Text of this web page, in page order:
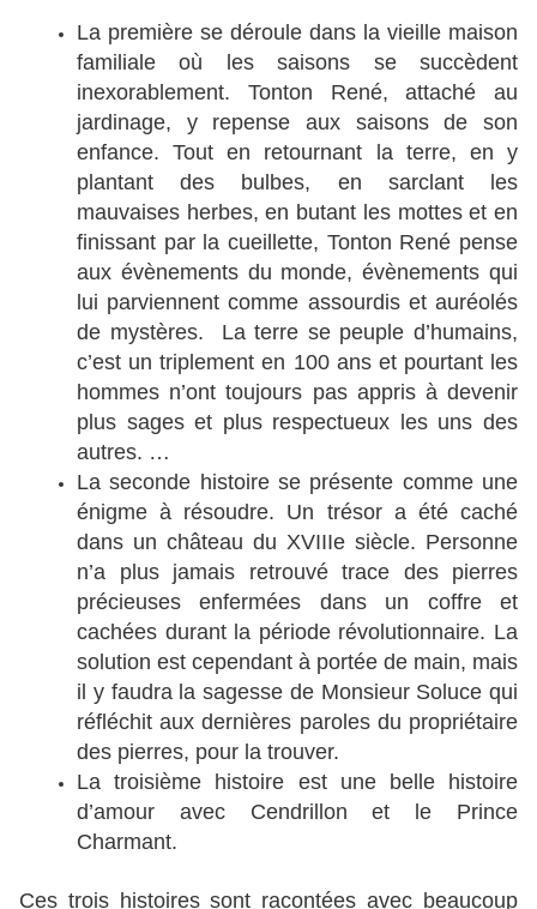
La première se déroule dans la vieille maison
familiale où les saisons se succèdent
inexorablement. Tonton René, attaché au
jardinage, y repense aux saisons de son
enfance. Tout en retournant la terre, en y
plantant des bulbes, en sarclant les
mauvaises herbes, en butant les mottes et en
finissant par la cueillette, Tonton René pense
aux évènements du monde, évènements qui
lui parviennent comme assourdis et auréolés
de mystères. La terre se peuple d’humains,
c’est un triplement en 100 ans et pourtant les
hommes n’ont toujours pas appris à devenir
plus sages et plus respectueux les uns des
autres. …
La seconde histoire se présente comme une
énigme à résoudre. Un trésor a été caché
dans un château du XVIIIe siècle. Personne
n’a plus jamais retrouvé trace des pierres
précieuses enfermées dans un coffre et
cachées durant la période révolutionnaire. La
solution est cependant à portée de main, mais
il y faudra la sagesse de Monsieur Soluce qui
réfléchit aux dernières paroles du propriétaire
des pierres, pour la trouver.
La troisième histoire est une belle histoire
d’amour avec Cendrillon et le Prince
Charmant.
Ces trois histoires sont racontées avec beaucoup